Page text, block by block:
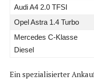
Audi A4 2.0 TFSI
Opel Astra 1.4 Turbo
Mercedes C-Klasse
Diesel
Ein spezialisierter